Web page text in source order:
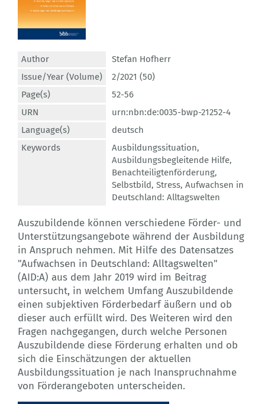
Author
Stefan Hofherr
Issue/Year (Volume)
2/2021 (50)
Page(s)
52-56
URN
urn:nbn:de:0035-bwp-21252-4
Language(s)
deutsch
Keywords
Ausbildungssituation,
Ausbildungsbegleitende Hilfe,
Benachteiligtenförderung,
Selbstbild, Stress, Aufwachsen in
Deutschland: Alltagswelten
Auszubildende können verschiedene Förder- und
Unterstützungsangebote während der Ausbildung
in Anspruch nehmen. Mit Hilfe des Datensatzes
"Aufwachsen in Deutschland: Alltagswelten"
(AID:A) aus dem Jahr 2019 wird im Beitrag
untersucht, in welchem Umfang Auszubildende
einen subjektiven Förderbedarf äußern und ob
dieser auch erfüllt wird. Des Weiteren wird den
Fragen nachgegangen, durch welche Personen
Auszubildende diese Förderung erhalten und ob
sich die Einschätzungen der aktuellen
Ausbildungssituation je nach Inanspruchnahme
von Förderangeboten unterscheiden.